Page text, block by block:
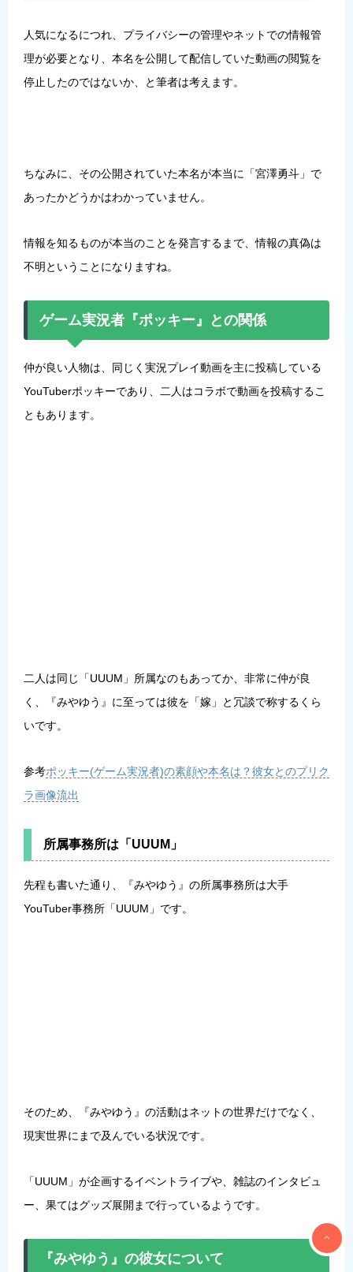
人気になるにつれ、プライバシーの管理やネットでの情報管
理が必要となり、本名を公開して配信していた動画の閲覧を
停止したのではないか、と筆者は考えます。
ちなみに、その公開されていた本名が本当に「宮澤勇斗」で
あったかどうかはわかっていません。
情報を知るものが本当のことを発言するまで、情報の真偽は
不明ということになりますね。
ゲーム実況者『ポッキー』との関係
仲が良い人物は、同じく実況プレイ動画を主に投稿している
YouTuberポッキーであり、二人はコラボで動画を投稿するこ
ともあります。
二人は同じ「UUUM」所属なのもあってか、非常に仲が良
く、『みやゆう』に至っては彼を「嫁」と冗談で称するくら
いです。
参考ポッキー(ゲーム実況者)の素顔や本名は？彼女とのプリク
ラ画像流出
所属事務所は「UUUM」
先程も書いた通り、『みやゆう』の所属事務所は大手
YouTuber事務所「UUUM」です。
そのため、『みやゆう』の活動はネットの世界だけでなく、
現実世界にまで及んでいる状況です。
「UUUM」が企画するイベントライブや、雑誌のインタビュ
ー、果てはグッズ展開まで行っているようです。
『みやゆう』の彼女について